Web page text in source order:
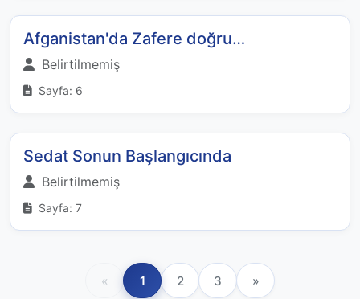
Afganistan'da Zafere doğru…
Belirtilmemiş
Sayfa: 6
Sedat Sonun Başlangıcında
Belirtilmemiş
Sayfa: 7
« 1 2 3 »